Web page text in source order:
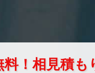
！相見積も